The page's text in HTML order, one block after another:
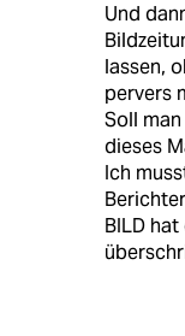
Und
lassen,
pervers
Soll
dieses
Ich
BILD